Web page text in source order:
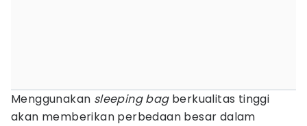
Menggunakan sleeping bagberkualitas tinggi
akan memberikan perbedaan besar dalam